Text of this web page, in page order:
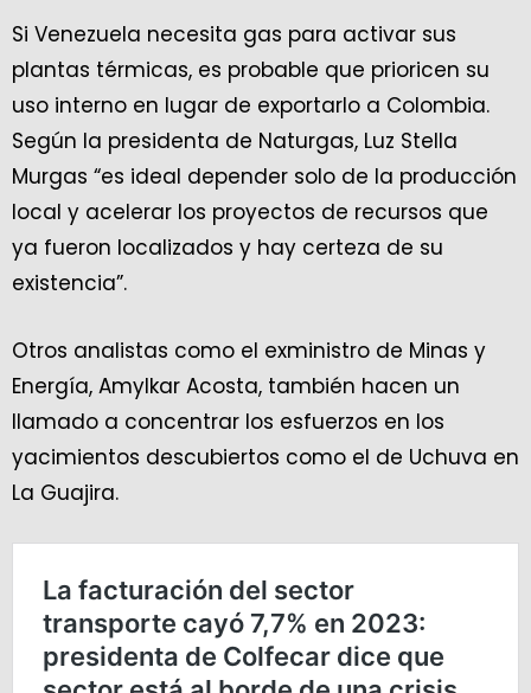
Si Venezuela necesita gas para activar sus
plantas térmicas, es probable que prioricen su
uso interno en lugar de exportarlo a Colombia.
Según la presidenta de Naturgas, Luz Stella
Murgas “es ideal depender solo de la producción
local y acelerar los proyectos de recursos que
ya fueron localizados y hay certeza de su
existencia”.
Otros analistas como el exministro de Minas y
Energía, Amylkar Acosta, también hacen un
llamado a concentrar los esfuerzos en los
yacimientos descubiertos como el de Uchuva en
La Guajira.